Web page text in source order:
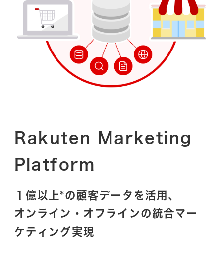
Rakuten Marketing
Platform
１億以上*の顧客データを活用、
オンライン・オフラインの統合マー
ケティング実現